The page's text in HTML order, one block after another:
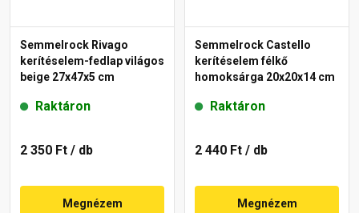
Semmelrock Rivago
kerítéselem-fedlap világos
beige 27x47x5 cm
Raktáron
2 350 Ft / db
Megnézem
Semmelrock Castello
kerítéselem félkő
homoksárga 20x20x14 cm
Raktáron
2 440 Ft / db
Megnézem